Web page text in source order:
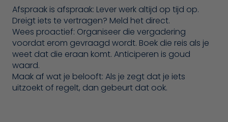
Afspraak is afspraak: Lever werk altijd op tijd op.
Dreigt iets te vertragen? Meld het direct.
Wees proactief: Organiseer die vergadering
voordat erom gevraagd wordt. Boek die reis als je
weet dat die eraan komt. Anticiperen is goud
waard.
Maak af wat je belooft: Als je zegt dat je iets
uitzoekt of regelt, dan gebeurt dat ook.